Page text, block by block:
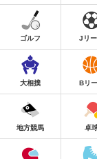
ゴルフ Jリ
大相撲 Bリ
地方競馬 卓